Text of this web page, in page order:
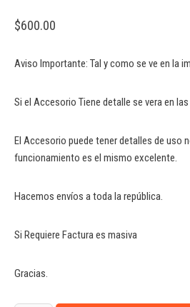
$600.00
Aviso Importante: Tal y como se ve en la
Si el Accesorio Tiene detalle se vera en
El Accesorio puede tener detalles de uso
funcionamiento es el mismo excelente.
Hacemos envíos a toda la república.
Si Requiere Factura es masiva
Gracias.